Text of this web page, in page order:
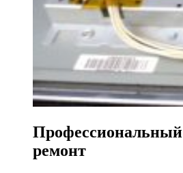
Профессиональный
ремонт